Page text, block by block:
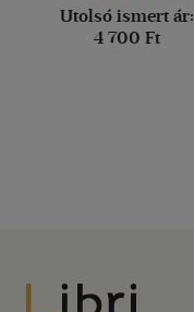
Utolsó ismert ár:
4 700 Ft
Libri